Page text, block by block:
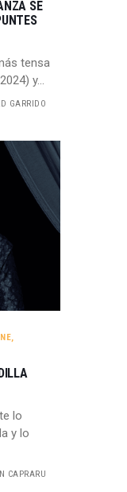
SE
tensa
y…
GARRIDO
,
lo
y lo
CAPRARU